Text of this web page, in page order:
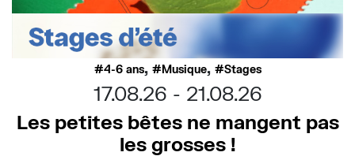
4-6 ans, Musique, Stages
17.08.26
21.08.26
Les petites bêtes ne mangent pas
les grosses !